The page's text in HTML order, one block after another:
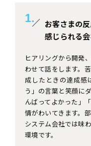
1.
お客さまの
感じられる
ヒアリングから開発
わせて話をします。
成したときの達成感
う」の言葉と笑顔に
んばってよかった」
情がわいてきます。
システム会社では味
環境です。